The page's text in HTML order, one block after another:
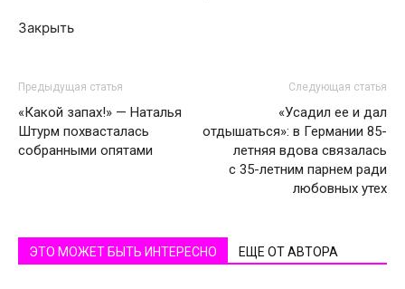
Закрыть
Предыдущая статья
«Какой запах!» — Наталья
Штурм похвасталась
собранными опятами
Следующая статья
«Усадил ее и дал
отдышаться»: в Германии 85-
летняя вдова связалась
с 35-летним парнем ради
любовных утех
ЭТО МОЖЕТ БЫТЬ ИНТЕРЕСНО ЕЩЕ ОТ АВТОРА